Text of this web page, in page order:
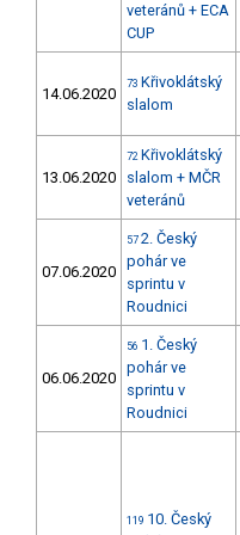
veteránů + ECA
CUP
14.06.2020
73 Křivoklátský
slalom
13.06.2020
72 Křivoklátský
slalom + MČR
veteránů
07.06.2020
57 2. Český
pohár ve
sprintu v
Roudnici
06.06.2020
56 1. Český
pohár ve
sprintu v
Roudnici
119 10. Český